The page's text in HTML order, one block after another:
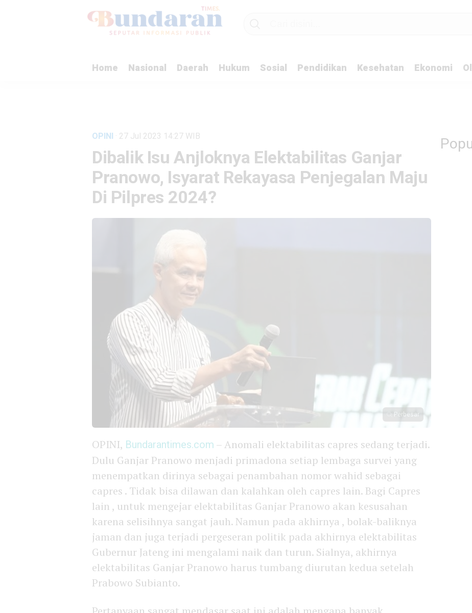
Home Nasional Daerah Hukum Sosial Pendidikan Kesehatan Ekonomi
OPINI · 27 Jul 2023 14:27 WIB
Dibalik Isu Anjloknya Elektabilitas Ganjar
Pranowo, Isyarat Rekayasa Penjegalan Maju
Di Pilpres 2024?
Perbesar
OPINI, Bundarantimes.com – Anomali elektabilitas capres sedang terjadi.
Dulu Ganjar Pranowo menjadi primadona setiap lembaga survei yang
menempatkan dirinya sebagai penambahan nomor wahid sebagai
capres . Tidak bisa dilawan dan kalahkan oleh capres lain. Bagi Capres
lain , untuk mengejar elektabilitas Ganjar Pranowo akan kesusahan
karena selisihnya sangat jauh. Namun pada akhirnya , bolak-baliknya
jaman dan juga terjadi pergeseran politik pada akhirnya elektabilitas
Gubernur Jateng ini mengalami naik dan turun. Sialnya, akhirnya
elektabilitas Ganjar Pranowo harus tumbang diurutan kedua setelah
Prabowo Subianto.